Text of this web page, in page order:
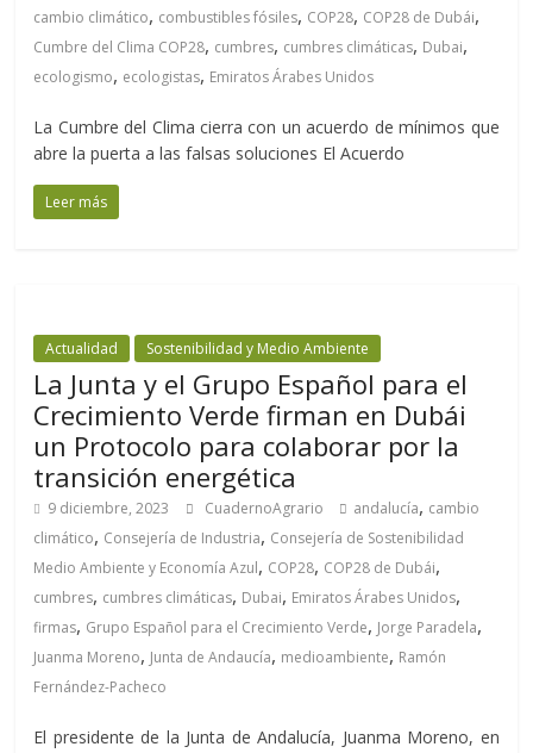
cambio climático, combustibles fósiles, COP28, COP28 de Dubái,
Cumbre del Clima COP28, cumbres, cumbres climáticas, Dubai,
ecologismo, ecologistas, Emiratos Árabes Unidos
La Cumbre del Clima cierra con un acuerdo de mínimos que
abre la puerta a las falsas soluciones El Acuerdo
Leer más
Actualidad Sostenibilidad y Medio Ambiente
La Junta y el Grupo Español para el
Crecimiento Verde firman en Dubái
un Protocolo para colaborar por la
transición energética
9 diciembre, 2023 CuadernoAgrario andalucía, cambio
climático, Consejería de Industria, Consejería de Sostenibilidad
Medio Ambiente y Economía Azul, COP28, COP28 de Dubái,
cumbres, cumbres climáticas, Dubai, Emiratos Árabes Unidos,
firmas, Grupo Español para el Crecimiento Verde, Jorge Paradela,
Juanma Moreno, Junta de Andaucía, medioambiente, Ramón
Fernández-Pacheco
El presidente de la Junta de Andalucía, Juanma Moreno, en